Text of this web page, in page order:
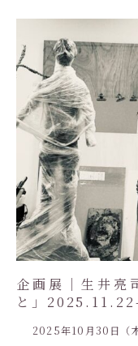
企画展｜生井亮
と」
2025年10月30日（木